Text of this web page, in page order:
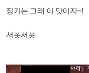
징기는 그래 이 맛이지~!
서폿서폿